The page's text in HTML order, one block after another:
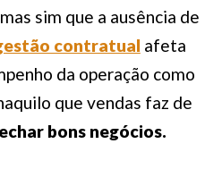
sim que a ausência de
contratual afeta
da operação como
que vendas faz de
bons negócios.